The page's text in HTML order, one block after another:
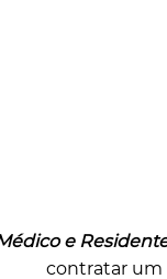
e
contratar um